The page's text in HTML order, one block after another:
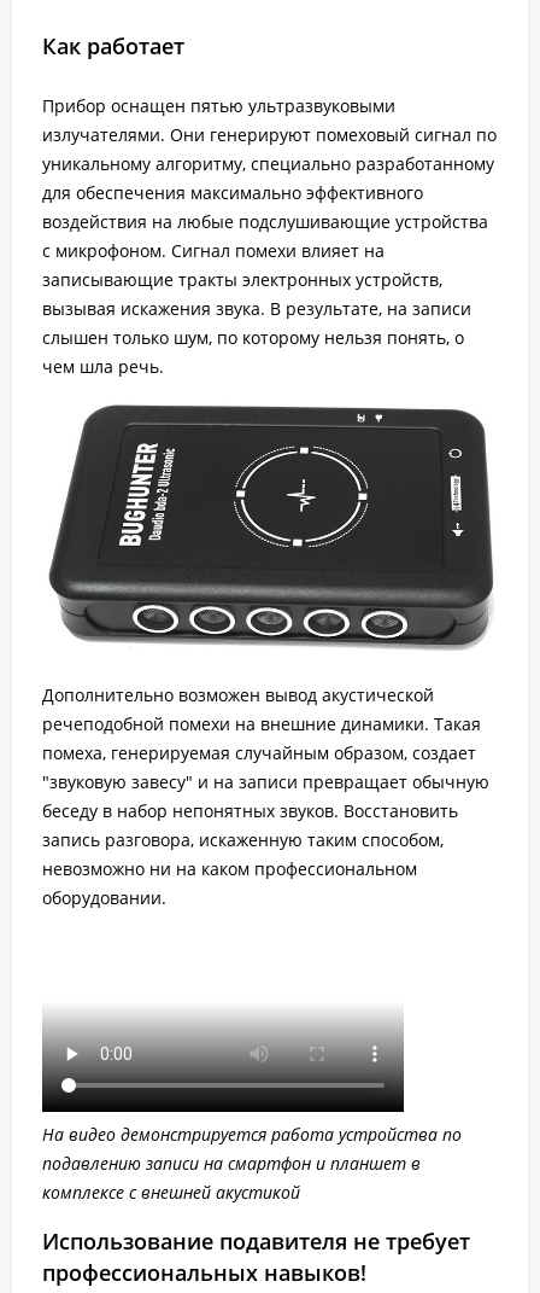
Как работает
Прибор оснащен пятью ультразвуковыми
излучателями. Они генерируют помеховый сигнал по
уникальному алгоритму, специально разработанному
для обеспечения максимально эффективного
воздействия на любые подслушивающие устройства
с микрофоном. Сигнал помехи влияет на
записывающие тракты электронных устройств,
вызывая искажения звука. В результате, на записи
слышен только шум, по которому нельзя понять, о
чем шла речь.
Дополнительно возможен вывод акустической
речеподобной помехи на внешние динамики. Такая
помеха, генерируемая случайным образом, создает
"звуковую завесу" и на записи превращает обычную
беседу в набор непонятных звуков. Восстановить
запись разговора, искаженную таким способом,
невозможно ни на каком профессиональном
оборудовании.
На видео демонстрируется работа устройства по
подавлению записи на смартфон и планшет в
комплексе с внешней акустикой
Использование подавителя не требует
профессиональных навыков!